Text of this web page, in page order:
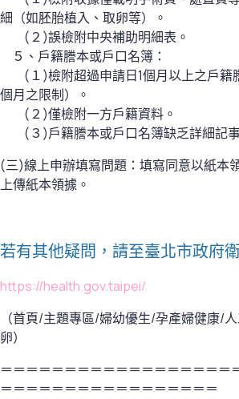
細（如胚胎植入、取卵等）。
(２)誤檢附中央補助明細表。
５、戶籍謄本或戶口名簿：
(１)檢附超過申請日1個月以上之戶籍
個月之限制）。
(２)僅檢附一方戶籍資料。
(３)戶籍謄本或戶口名簿缺乏詳細記事
(三)線上申辦填寫問題：填寫同意以紙本
上傳紙本領據。
若有其他疑問，請至臺北市政府
https://health.gov.taipei/
（首頁/主題專區/婦幼優生/孕產婦健康/
卵）
＝＝＝＝＝＝＝＝＝＝＝＝＝＝＝＝＝＝
＝＝＝＝＝＝＝＝＝＝＝＝＝＝＝＝＝